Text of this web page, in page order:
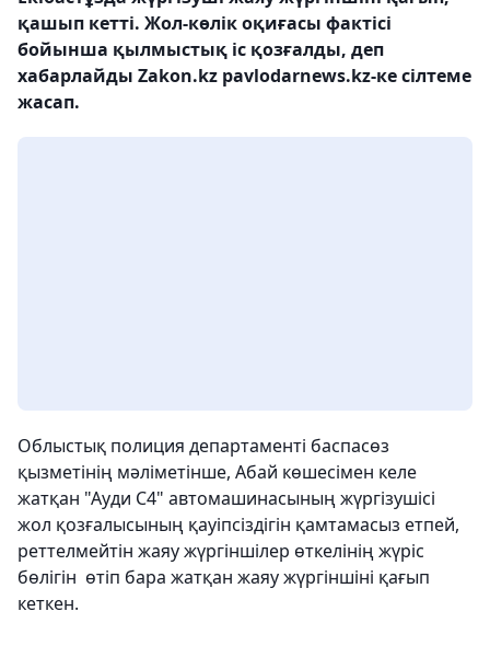
қашып кетті. Жол-көлік оқиғасы фактісі
бойынша қылмыстық іс қозғалды, деп
хабарлайды Zakon.kz pavlodarnews.kz-ке сілтеме
жасап.
Облыстық полиция департаменті баспасөз
қызметінің мәліметінше, Абай көшесімен келе
жатқан "Ауди С4" автомашинасының жүргізушісі
жол қозғалысының қауіпсіздігін қамтамасыз етпей,
реттелмейтін жаяу жүргіншілер өткелінің жүріс
бөлігін өтіп бара жатқан жаяу жүргіншіні қағып
кеткен.